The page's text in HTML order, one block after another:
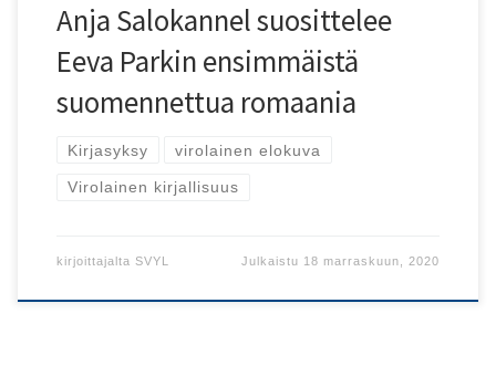
Anja Salokannel suosittelee
Eeva Parkin ensimmäistä
suomennettua romaania
Kirjasyksy virolainen elokuva
Virolainen kirjallisuus
kirjoittajalta SVYL Julkaistu 18 marraskuun, 2020